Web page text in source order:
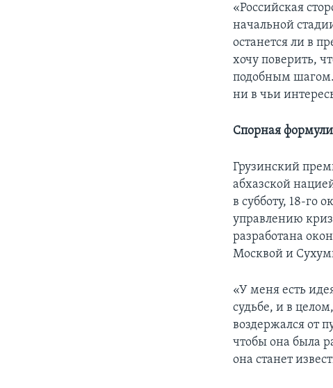
«Российская
начальной
останется ли в
хочу поверить,
подобным шагом.
ни в чьи
Спорная
Грузинский
абхазской
в субботу, 18-го
управлению
разработана
Москвой и
«У меня есть
судьбе, и в
воздержался от
чтобы она была
она станет